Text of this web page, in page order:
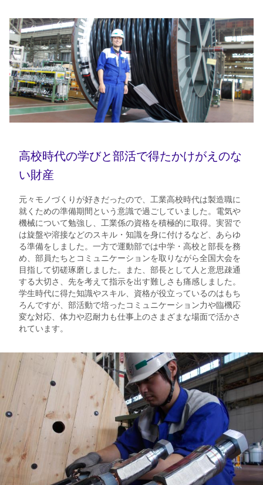
高校時代の学びと部活で得たかけがえのな
い財産
元々モノづくりが好きだったので、工業高校時代は製造職に
就くための準備期間という意識で過ごしていました。電気や
機械について勉強し、工業係の資格を積極的に取得。実習で
は旋盤や溶接などのスキル・知識を身に付けるなど、あらゆ
る準備をしました。一方で運動部では中学・高校と部長を務
め、部員たちとコミュニケーションを取りながら全国大会を
目指して切磋琢磨しました。また、部長として人と意思疎通
する大切さ、先を考えて指示を出す難しさも痛感しました。
学生時代に得た知識やスキル、資格が役立っているのはもち
ろんですが、部活動で培ったコミュニケーション力や臨機応
変な対応、体力や忍耐力も仕事上のさまざまな場面で活かさ
れています。